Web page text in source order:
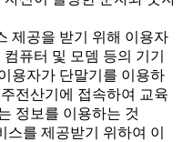
제공을 받기 위해 이용자
퓨터 및 모뎀 등의 기기
용자가 단말기를 이용하
전산기에 접속하여 교육
정보를 이용하는 것
를 제공받기 위하여 이